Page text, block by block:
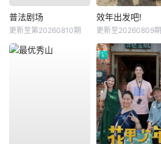
普法剧场
更新至第20260810期
效年出发吧!
更新至20260809期